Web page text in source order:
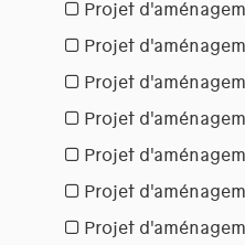
Projet
Projet
Projet
Projet
Projet
Projet
Projet